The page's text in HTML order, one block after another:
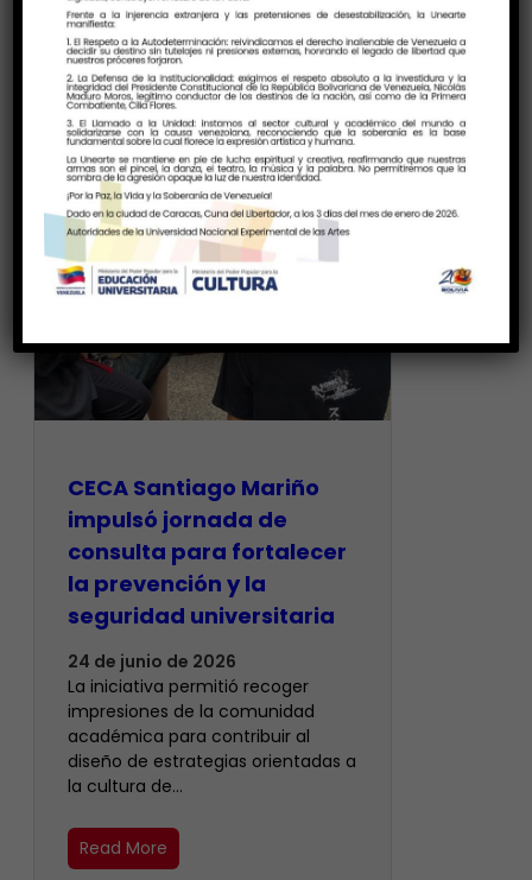
CECA Santiago Mariño
impulsó jornada de
consulta para fortalecer
la prevención y la
seguridad universitaria
24 de junio de 2026
La iniciativa permitió recoger
impresiones de la comunidad
académica para contribuir al
diseño de estrategias orientadas a
la cultura de…
Read More